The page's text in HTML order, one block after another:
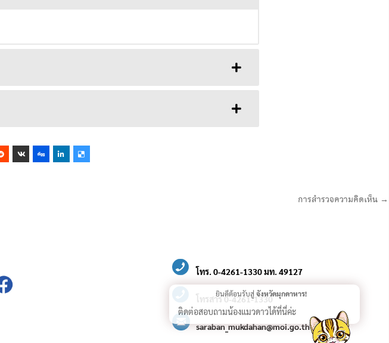
การสำรวจความคิดเห็น →
โทร. 0-4261-1330 มท. 49127
โทรสาร 0-4261-1330
saraban_mukdahan@moi.go.th
ยินดีต้อนรับสู่จังหวัดมุกดาหาร!
ติดต่อสอบถามน้องแมวดาวได้ที่นี่ค่ะ